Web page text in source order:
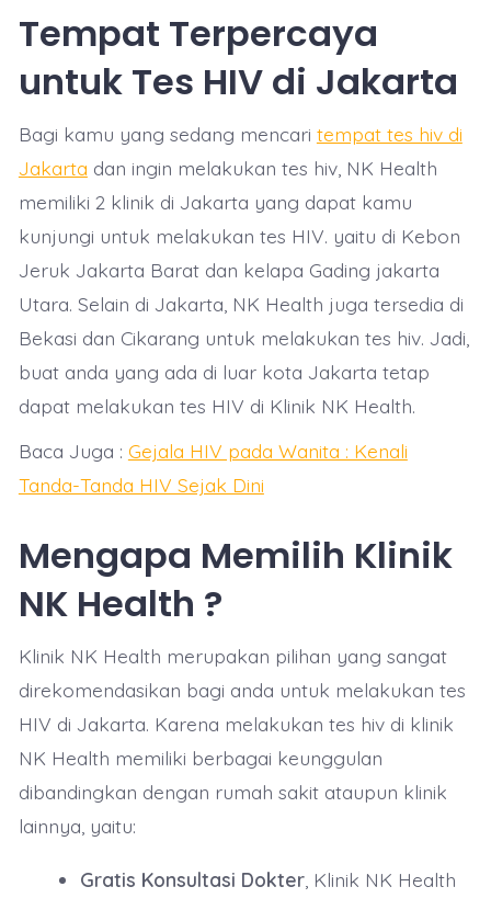
Tempat Terpercaya
untuk Tes HIV di Jakarta
Bagi kamu yang sedang mencari tempat tes hiv di
Jakarta dan ingin melakukan tes hiv, NK Health
memiliki 2 klinik di Jakarta yang dapat kamu
kunjungi untuk melakukan tes HIV. yaitu di Kebon
Jeruk Jakarta Barat dan kelapa Gading jakarta
Utara. Selain di Jakarta, NK Health juga tersedia di
Bekasi dan Cikarang untuk melakukan tes hiv. Jadi,
buat anda yang ada di luar kota Jakarta tetap
dapat melakukan tes HIV di Klinik NK Health.
Baca Juga : Gejala HIV pada Wanita : Kenali
Tanda-Tanda HIV Sejak Dini
Mengapa Memilih Klinik
NK Health ?
Klinik NK Health merupakan pilihan yang sangat
direkomendasikan bagi anda untuk melakukan tes
HIV di Jakarta. Karena melakukan tes hiv di klinik
NK Health memiliki berbagai keunggulan
dibandingkan dengan rumah sakit ataupun klinik
lainnya, yaitu:
Gratis Konsultasi Dokter, Klinik NK Health